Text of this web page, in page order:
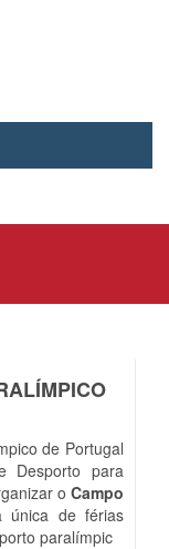
de Portugal
Desporto para
o Campo
única de férias
paralímpic